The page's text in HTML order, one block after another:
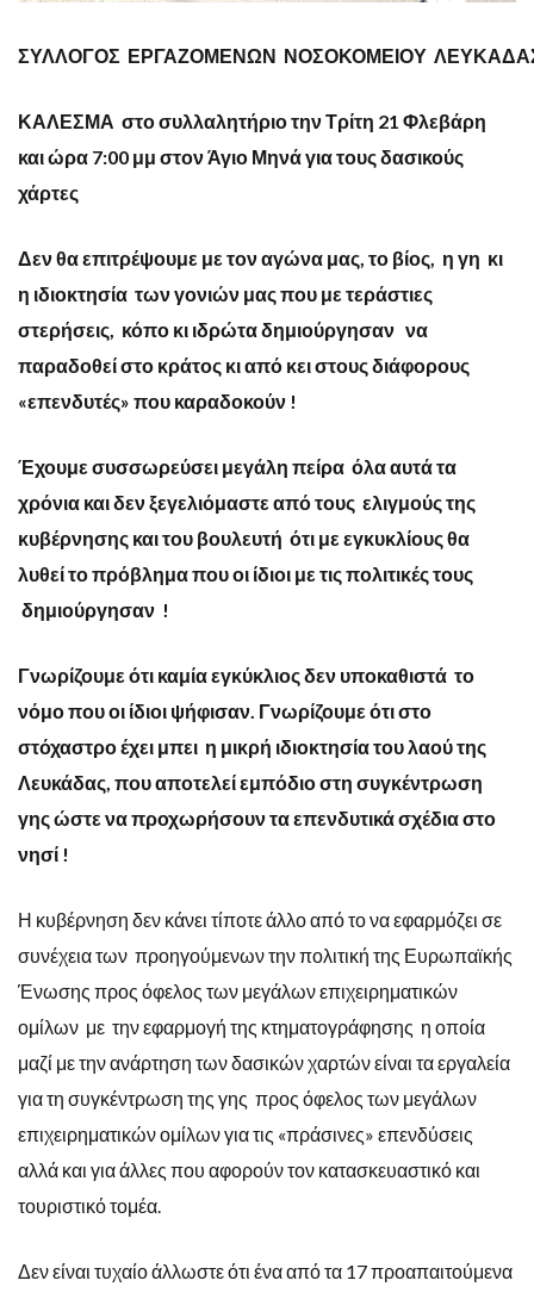
ΣΥΛΛΟΓΟΣ ΕΡΓΑΖΟΜΕΝΩΝ ΝΟΣΟΚΟΜΕΙΟΥ Λ
ΚΑΛΕΣΜΑ στο συλλαλητήριο την Τρίτη 21 Φλεβάρη
και ώρα 7:00 μμ στον Άγιο Μηνά για τους δασικούς
χάρτες
Δεν θα επιτρέψουμε με τον αγώνα μας, το βίος, η γη κι
η ιδιοκτησία των γονιών μας που με τεράστιες
στερήσεις, κόπο κι ιδρώτα δημιούργησαν να
παραδοθεί στο κράτος κι από κει στους διάφορους
«επενδυτές» που καραδοκούν !
Έχουμε συσσωρεύσει μεγάλη πείρα όλα αυτά τα
χρόνια και δεν ξεγελιόμαστε από τους ελιγμούς της
κυβέρνησης και του βουλευτή ότι με εγκυκλίους θα
λυθεί το πρόβλημα που οι ίδιοι με τις πολιτικές τους
δημιούργησαν !
Γνωρίζουμε ότι καμία εγκύκλιος δεν υποκαθιστά το
νόμο που οι ίδιοι ψήφισαν. Γνωρίζουμε ότι στο
στόχαστρο έχει μπει η μικρή ιδιοκτησία του λαού της
Λευκάδας, που αποτελεί εμπόδιο στη συγκέντρωση
γης ώστε να προχωρήσουν τα επενδυτικά σχέδια στο
νησί !
Η κυβέρνηση δεν κάνει τίποτε άλλο από το να εφαρμόζει σε
συνέχεια των προηγούμενων την πολιτική της Ευρωπαϊκής
Ένωσης προς όφελος των μεγάλων επιχειρηματικών
ομίλων με την εφαρμογή της κτηματογράφησης η οποία
μαζί με την ανάρτηση των δασικών χαρτών είναι τα εργαλεία
για τη συγκέντρωση της γης προς όφελος των μεγάλων
επιχειρηματικών ομίλων για τις «πράσινες» επενδύσεις
αλλά και για άλλες που αφορούν τον κατασκευαστικό και
τουριστικό τομέα.
Δεν είναι τυχαίο άλλωστε ότι ένα από τα 17 προαπαιτούμενα